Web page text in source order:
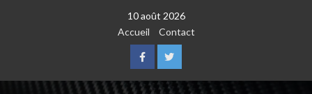
10 août 2026
Accueil
Contact
FacebookTwitter